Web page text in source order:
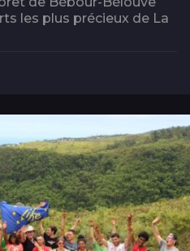
les plus précieux de La